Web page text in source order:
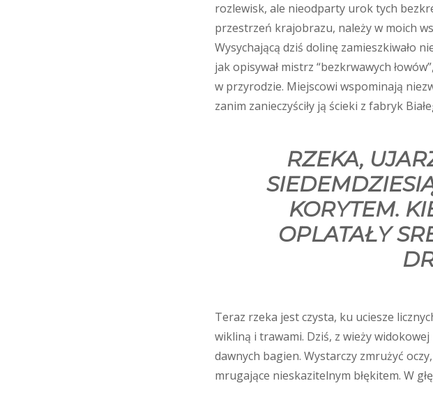
rozlewisk, ale nieodparty urok tych
przestrzeń krajobrazu, należy w moich
Wysychającą dziś dolinę zamieszkiwało
jak opisywał mistrz “bezkrwawych
w przyrodzie. Miejscowi wspominają
zanim zanieczyściły ją ścieki z fabryk
RZEKA,
KORYTEM.
OPLATAŁY
Teraz rzeka jest czysta, ku uciesze
wikliną i trawami. Dziś, z wieży widokowej
dawnych bagien. Wystarczy zmrużyć
mrugające nieskazitelnym błękitem. W